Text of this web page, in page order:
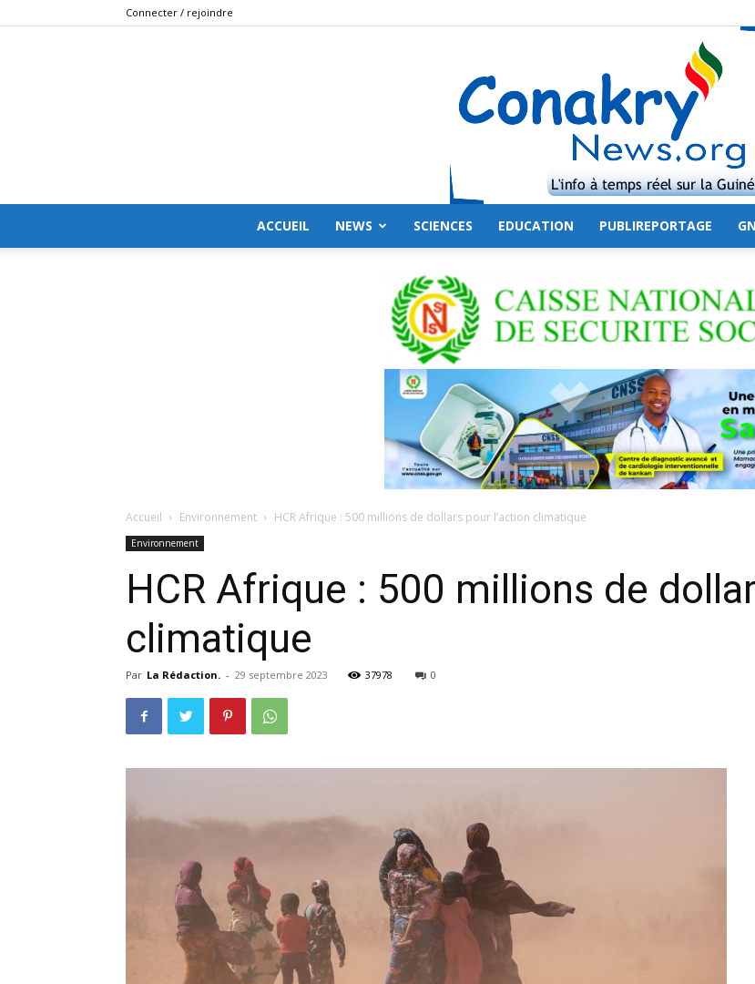
Connecter / rejoindre
ACCUEIL NEWS SCIENCES EDUCATION PUBLIREPORTAGE
Accueil Environnement HCR Afrique : 500 millions de dollars pour l’action climatique
Environnement
HCR Afrique : 500 millions de
climatique
Par La Rédaction. - 29 septembre 2023 37978 0